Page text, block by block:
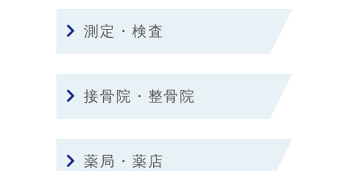
測定・検査
接骨院・整骨院
薬局・薬店